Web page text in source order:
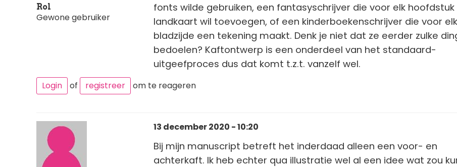
Rol
Gewone gebruiker
fonts wilde gebruiken, een fantasyschrijver die voor elk hoofdstuk
landkaart wil toevoegen, of een kinderboekenschrijver die voor
bladzijde een tekening maakt. Denk je niet dat ze eerder zulke
bedoelen? Kaftontwerp is een onderdeel van het standaard-
uitgeefproces dus dat komt t.z.t. vanzelf wel.
Login of registreer om te reageren
13 december 2020 - 10:20
Bij mijn manuscript betreft het inderdaad alleen een voor- en
achterkaft. Ik heb echter qua illustratie wel al een idee wat zou